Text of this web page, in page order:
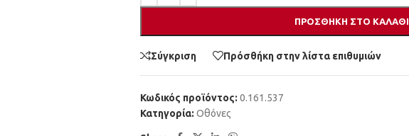
ΠΡΟΣΘΉΚΗ ΣΤΟ ΚΑΛΆΘΙ
Σύγκριση Πρόσθήκη στην λίστα επιθυμιών
Κωδικός προϊόντος: 0.161.537
Κατηγορία: Οθόνες